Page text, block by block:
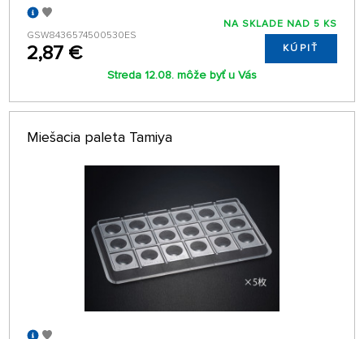
GSW8436574500530ES
2,87 €
NA SKLADE NAD 5 KS
KÚPIŤ
Streda 12.08. môže byť u Vás
Miešacia paleta Tamiya